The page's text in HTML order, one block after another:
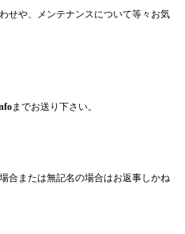
せや、メンテナンスについて等々お気
までお送り下さい。
合または無記名の場合はお返事しかね